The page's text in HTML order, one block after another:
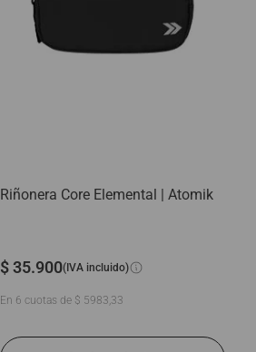
Riñonera Core Elemental | Atomik
$35.900(IVA incluido)
En 6 cuotas de $ 5983,33